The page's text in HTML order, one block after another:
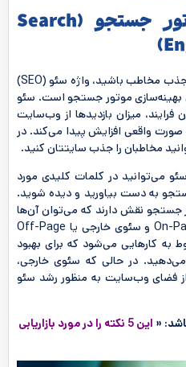
Search
)
اگر سایت داشته باشید و به دنبال جذب مخاطب باشید، واژه سئو (SEO)
موتور جستجو است. سئو
میزان بازدیدها از وب‌سایت
واقعی افزایش پیدا می‌کند. در
مخاطبان را جذب سایتتان کنید.
می‌توانید در کلمات کلیدی مورد
به دست بیاورید و دیده شوید.
جستجو نقش دارند که می‌توان آن‌ها
را به دو دسته سئوی داخلی یا On-Page و سئوی خارجی یا Off-Page
به کارهایی می‌شود که برای بهبود
در حالی که سئوی خارجی،
از فضای وب‌سایت به منظور رشد سئو
«
این 5 نکته را در مورد بازاریابی